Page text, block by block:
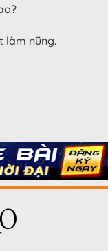
làm nũng.